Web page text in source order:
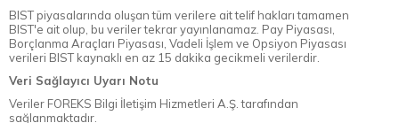
BIST piyasalarında oluşan tüm verilere ait telif hakları tamamen
BIST'e ait olup, bu veriler tekrar yayınlanamaz. Pay Piyasası,
Borçlanma Araçları Piyasası, Vadeli İşlem ve Opsiyon Piyasası
verileri BIST kaynaklı en az 15 dakika gecikmeli verilerdir.
Veri Sağlayıcı Uyarı Notu
Veriler FOREKS Bilgi İletişim Hizmetleri A.Ş. tarafından
sağlanmaktadır.